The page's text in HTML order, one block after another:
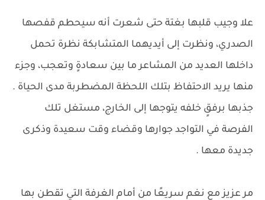
علا وجيب قلبها بغتة حتى شعرت أنه سيحطم قفصها
الصدري، ونظرت إلى أيديهما المتشابكة نظرة تحمل
داخلها العديد من المشاعر ما بين سعادةٍ وتعجب، وجزء
منها يريد الاحتفاظ بتلك اللحظة المضطربة مدى الحياة .
جذبها برفقٍ خلفه يتوجها إلى الخارج، مستغل تلك
الفرصة في التواجد جوارها وقضاء وقت سعيدة وذكرى
جديدة معها .
مر عزيز مع نغم سريعًا من أمام الغرفة التي تقطن بها